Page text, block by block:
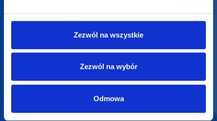
Zezwól na wszystkie
Zezwól na wybór
Odmowa
SUPERGADŻET.com
62-586 Rzgów
KONTAKT